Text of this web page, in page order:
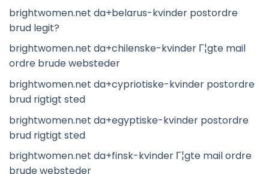
brightwomen.net da+belarus-kvinder postordre
brud legit?
brightwomen.net da+chilenske-kvinder Г¦gte mail
ordre brude websteder
brightwomen.net da+cypriotiske-kvinder postordre
brud rigtigt sted
brightwomen.net da+egyptiske-kvinder postordre
brud rigtigt sted
brightwomen.net da+finsk-kvinder Г¦gte mail ordre
brude websteder